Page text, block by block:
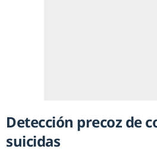
Detección precoz de
suicidas